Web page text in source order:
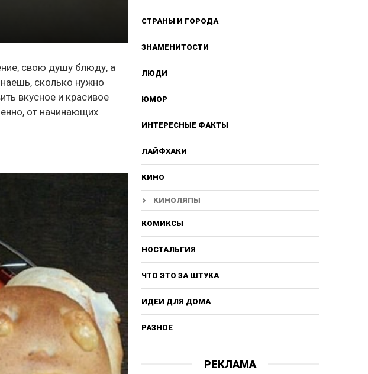
свою душу блюду, а
сколько нужно
вкусное и красивое
от начинающих
СТРАНЫ И ГОРОДА
ЗНАМЕНИТОСТИ
ЛЮДИ
ЮМОР
ИНТЕРЕСНЫЕ ФАКТЫ
ЛАЙФХАКИ
КИНО
КИНОЛЯПЫ
КОМИКСЫ
НОСТАЛЬГИЯ
ЧТО ЭТО ЗА ШТУКА
ИДЕИ ДЛЯ ДОМА
РАЗНОЕ
РЕКЛАМА